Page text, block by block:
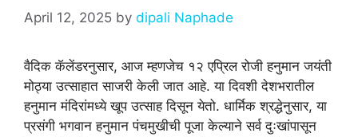
April 12, 2025 by dipali Naphade
वैदिक कॅलेंडरनुसार, आज म्हणजेच १२ एप्रिल रोजी हनुमान जयंती
मोठ्या उत्साहात साजरी केली जात आहे. या दिवशी देशभरातील
हनुमान मंदिरांमध्ये खूप उत्साह दिसून येतो. धार्मिक श्रद्धेनुसार, या
प्रसंगी भगवान हनुमान पंचमुखीची पूजा केल्याने सर्व दुःखांपासून